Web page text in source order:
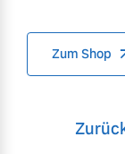
Zum Shop